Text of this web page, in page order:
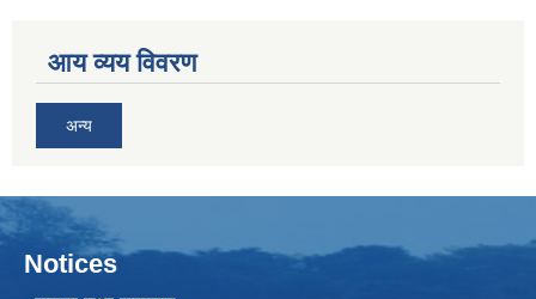
आय व्यय विवरण
अन्य
Notices